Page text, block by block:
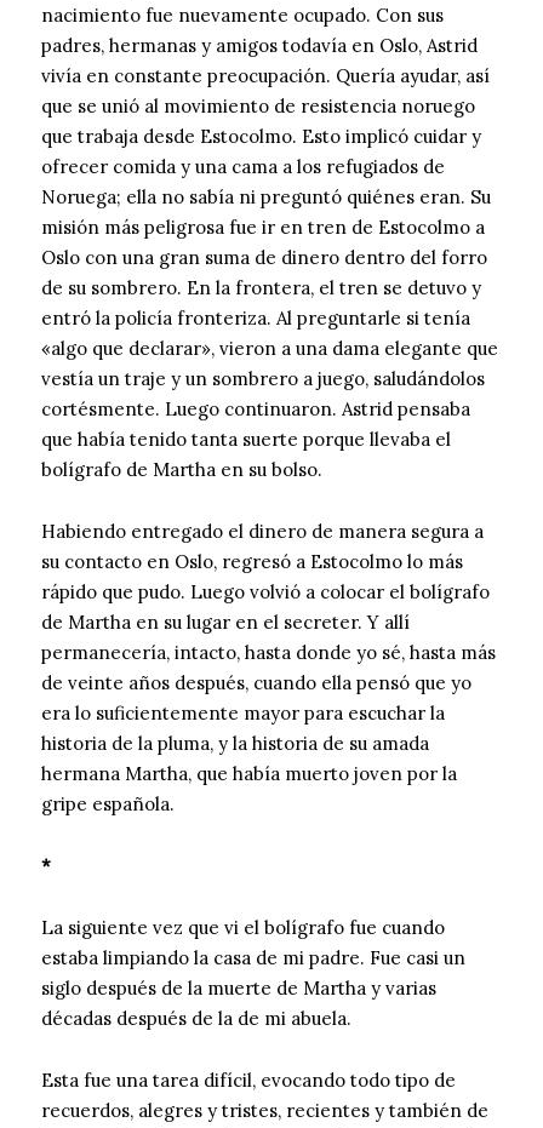
nacimiento fue nuevamente ocupado. Con sus
padres, hermanas y amigos todavía en Oslo, Astrid
vivía en constante preocupación. Quería ayudar, así
que se unió al movimiento de resistencia noruego
que trabaja desde Estocolmo. Esto implicó cuidar y
ofrecer comida y una cama a los refugiados de
Noruega; ella no sabía ni preguntó quiénes eran. Su
misión más peligrosa fue ir en tren de Estocolmo a
Oslo con una gran suma de dinero dentro del forro
de su sombrero. En la frontera, el tren se detuvo y
entró la policía fronteriza. Al preguntarle si tenía
«algo que declarar», vieron a una dama elegante que
vestía un traje y un sombrero a juego, saludándolos
cortésmente. Luego continuaron. Astrid pensaba
que había tenido tanta suerte porque llevaba el
bolígrafo de Martha en su bolso.
Habiendo entregado el dinero de manera segura a
su contacto en Oslo, regresó a Estocolmo lo más
rápido que pudo. Luego volvió a colocar el bolígrafo
de Martha en su lugar en el secreter. Y allí
permanecería, intacto, hasta donde yo sé, hasta más
de veinte años después, cuando ella pensó que yo
era lo suficientemente mayor para escuchar la
historia de la pluma, y la historia de su amada
hermana Martha, que había muerto joven por la
gripe española.
*
La siguiente vez que vi el bolígrafo fue cuando
estaba limpiando la casa de mi padre. Fue casi un
siglo después de la muerte de Martha y varias
décadas después de la de mi abuela.
Esta fue una tarea difícil, evocando todo tipo de
recuerdos, alegres y tristes, recientes y también de